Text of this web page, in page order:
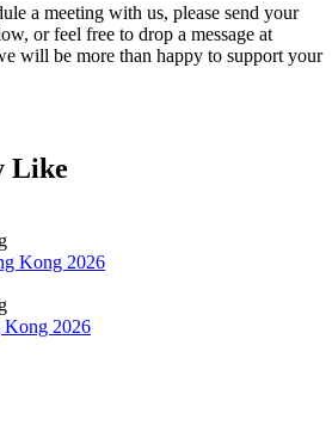
a meeting with us, please send your
or feel free to drop a message at
will be more than happy to support your
Like
Kong 2026
Kong 2026